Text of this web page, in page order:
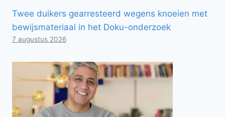
Twee duikers gearresteerd wegens knoeien met
bewijsmateriaal in het Doku-onderzoek
7 augustus 2026